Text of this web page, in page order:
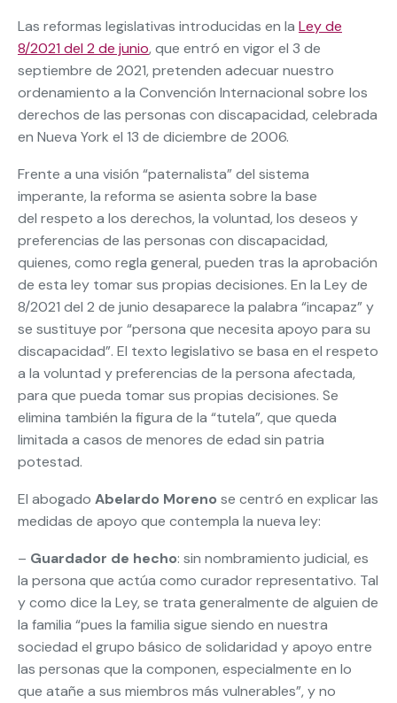
Las reformas legislativas introducidas en la Ley de
8/2021 del 2 de junio, que entró en vigor el 3 de
septiembre de 2021, pretenden adecuar nuestro
ordenamiento a la Convención Internacional sobre los
derechos de las personas con discapacidad, celebrada
en Nueva York el 13 de diciembre de 2006.
Frente a una visión “paternalista” del sistema
imperante, la reforma se asienta sobre la base
del respeto a los derechos, la voluntad, los deseos y
preferencias de las personas con discapacidad,
quienes, como regla general, pueden tras la aprobación
de esta ley tomar sus propias decisiones. En la Ley de
8/2021 del 2 de junio desaparece la palabra “incapaz” y
se sustituye por “persona que necesita apoyo para su
discapacidad”. El texto legislativo se basa en el respeto
a la voluntad y preferencias de la persona afectada,
para que pueda tomar sus propias decisiones. Se
elimina también la figura de la “tutela”, que queda
limitada a casos de menores de edad sin patria
potestad.
El abogado Abelardo Moreno se centró en explicar las
medidas de apoyo que contempla la nueva ley:
– Guardador de hecho: sin nombramiento judicial, es
la persona que actúa como curador representativo. Tal
y como dice la Ley, se trata generalmente de alguien de
la familia “pues la familia sigue siendo en nuestra
sociedad el grupo básico de solidaridad y apoyo entre
las personas que la componen, especialmente en lo
que atañe a sus miembros más vulnerables”, y no